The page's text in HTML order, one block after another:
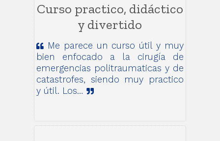
Curso practico, didáctico
y divertido
Me parece un curso útil y muy
bien enfocado a la cirugía de
emergencias politraumaticas y de
catastrofes, siendo muy practico
y útil. Los…